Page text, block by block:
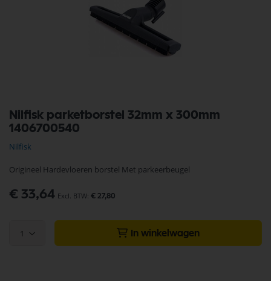
Nilfisk parketborstel 32mm x 300mm
1406700540
Nilfisk
Origineel Hardevloeren borstel Met parkeerbeugel
€ 33,64 € 27,80
1 In winkelwagen
naar
het
van
afbeeldingen-